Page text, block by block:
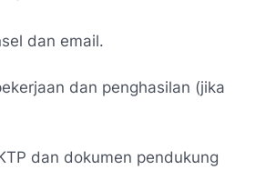
dan email.
dan penghasilan (jika
dan dokumen pendukung